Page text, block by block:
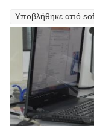
Υποβλήθηκε από